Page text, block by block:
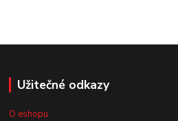
Užitečné odkazy
O eshopu